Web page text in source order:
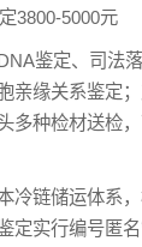
3800-5000元
鉴定、司法
亲缘关系鉴定
多种检材送检
冷链储运体系
定实行编号匿